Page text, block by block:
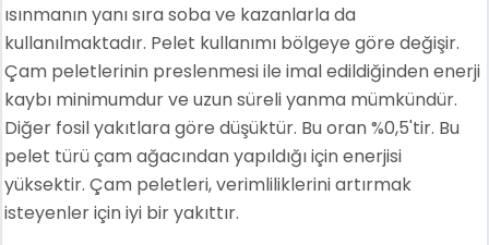
ısınmanın yanı sıra soba ve kazanlarla da
kullanılmaktadır. Pelet kullanımı bölgeye göre değişir.
Çam peletlerinin preslenmesi ile imal edildiğinden enerji
kaybı minimumdur ve uzun süreli yanma mümkündür.
Diğer fosil yakıtlara göre düşüktür. Bu oran %0,5'tir. Bu
pelet türü çam ağacından yapıldığı için enerjisi
yüksektir. Çam peletleri, verimliliklerini artırmak
isteyenler için iyi bir yakıttır.